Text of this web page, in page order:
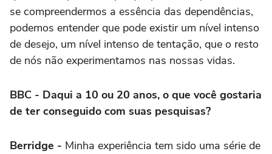
se compreendermos a essência das dependências,
podemos entender que pode existir um nível intenso
de desejo, um nível intenso de tentação, que o resto
de nós não experimentamos nas nossas vidas.
BBC - Daqui a 10 ou 20 anos, o que você gostaria
de ter conseguido com suas pesquisas?
Berridge - Minha experiência tem sido uma série de